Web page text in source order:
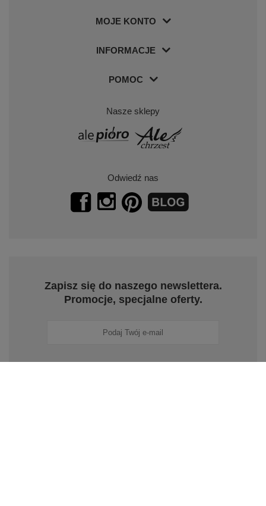
MOJE KONTO
INFORMACJE
POMOC
Nasze sklepy
Odwiedź nas
Zapisz się do naszego newslettera.
Promocje, specjalne oferty.